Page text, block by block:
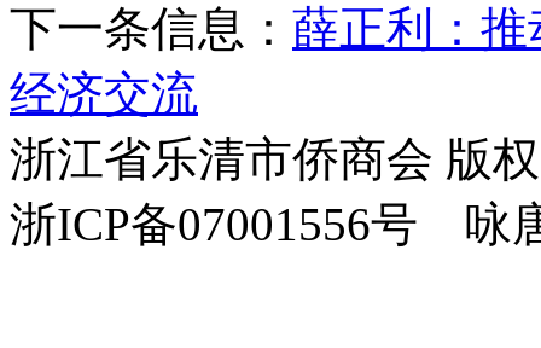
下一条信息： 薛正利：
经济交流
浙江省乐清市侨商会 版
浙ICP备07001556号 咏